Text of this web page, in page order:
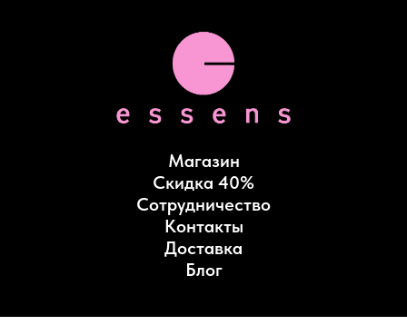
Магазин
Скидка 40%
Сотрудничество
Контакты
Доставка
Блог